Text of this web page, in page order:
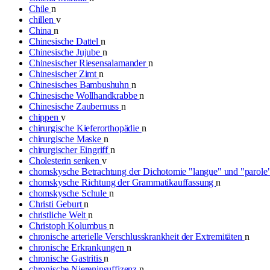
Chile n
chillen v
China n
Chinesische Dattel n
Chinesische Jujube n
Chinesischer Riesensalamandern
Chinesischer Zimt n
Chinesisches Bambushuhn n
Chinesische Wollhandkrabben
Chinesische Zaubernuss n
chippen v
chirurgische Kieferorthopädie n
chirurgische Maske n
chirurgischer Eingriffn
Cholesterin senken v
chomskysche Betrachtung der Dichotomie "langue" und
chomskysche Richtung der Grammatikauffassungn
chomskysche Schule n
Christi Geburtn
christliche Weltn
Christoph Kolumbus n
chronische arterielle Verschlusskrankheit der Extremitäten n
chronische Erkrankungen n
chronische Gastritisn